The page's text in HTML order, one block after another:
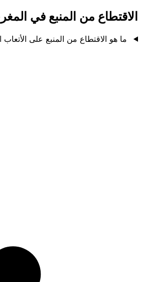
الاقتطاع من المنبع في
ما هو الاقتطاع من المنبع على